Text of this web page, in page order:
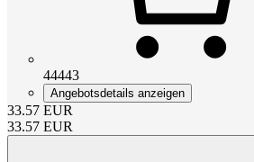
44443
Angebotsdetails anzeigen
33.57 EUR
33.57 EUR